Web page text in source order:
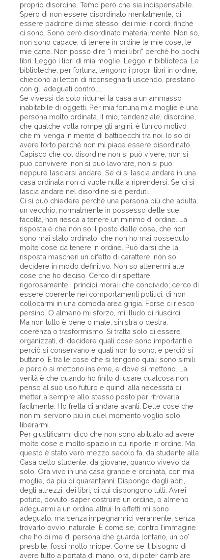
proprio disordine. Temo però che sia indispensabile.
Spero di non essere disordinato mentalmente, di
essere padrone di me stesso, dei miei ricordi, finché
ci sono. Sono però disordinato materialmente. Non so,
non sono capace, di tenere in ordine le mie cose, le
mie carte. Non posso dire “i miei libri” perché ho pochi
libri. Leggo i libri di mia moglie. Leggo in biblioteca. Le
biblioteche, per fortuna, tengono i propri libri in ordine;
chiedono ai lettori di riconsegnarli uscendo, prestano
con gli adeguati controlli.
Se vivessi da solo ridurrei la casa a un ammasso
inabitabile di oggetti. Per mia fortuna mia moglie è una
persona molto ordinata. Il mio, tendenziale, disordine,
che qualche volta rompe gli argini, è l’unico motivo
che mi venga in mente di battibecchi tra noi. Io so di
avere torto perché non mi piace essere disordinato.
Capisco che col disordine non si può vivere, non si
può convivere, non si può lavorare, non si può
neppure lasciarsi andare. Se ci si lascia andare in una
casa ordinata non ci vuole nulla a riprendersi. Se ci si
lascia andare nel disordine si è perduti.
Ci si può chiedere perché una persona più che adulta,
un vecchio, normalmente in possesso delle sue
facoltà, non riesca a tenere un minimo di ordine. La
risposta è che non so il posto delle cose, che non
sono mai stato ordinato, che non ho mai posseduto
molte cose da tenere in ordine. Può darsi che la
risposta mascheri un difetto di carattere: non so
decidere in modo definitivo. Non so attenermi alle
cose che ho deciso. Cerco di rispettare
rigorosamente i principi morali che condivido; cerco di
essere coerente nei comportamenti politici, di non
collocarmi in una comoda area grigia. Forse ci riesco
persino. O almeno mi sforzo, mi illudo di riuscirci.
Ma non tutto è bene o male, sinistra o destra,
coerenza o trasformismo. Si tratta solo di essere
organizzati, di decidere quali cose sono importanti e
perciò si conservano e quali non lo sono, e perciò si
buttano. E tra le cose che si tengono quali sono simili
e perciò si mettono insieme, e dove si mettono. La
verità è che quando ho finito di usare qualcosa non
penso al suo uso futuro e quindi alla necessità di
metterla sempre allo stesso posto per ritrovarla
facilmente. Ho fretta di andare avanti. Delle cose che
non mi servono più in quel momento voglio solo
liberarmi.
Per giustificarmi dico che non sono abituato ad avere
molte cose e molto spazio in cui riporle in ordine. Ma
questo è stato vero mezzo secolo fa, da studente alla
Casa dello studente, da giovane, quando vivevo da
solo. Ora vivo in una casa grande e ordinata, con mia
moglie, da più di quarant’anni. Dispongo degli abiti,
degli attrezzi, dei libri, di cui dispongono tutti. Avrei
potuto, dovuto, saper costruire un ordine, o almeno
adeguarmi a un ordine altrui. In effetti mi sono
adeguato, ma senza impegnarmici veramente, senza
trovarlo ovvio, naturale. È come se, contro l’immagine
che ho di me di persona che guarda lontano, un po’
presbite, fossi molto miope. Come se il bisogno di
avere tutto a portata di mano, ora, di poter cambiare